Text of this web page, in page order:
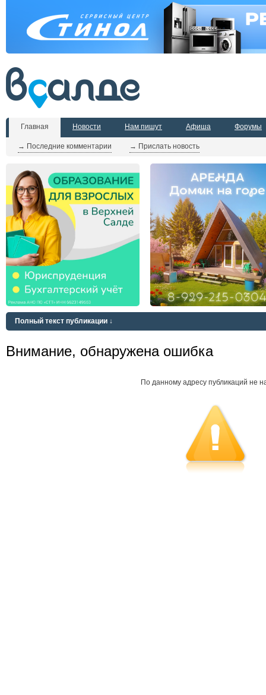
Главная
→ Последние комментарии → Прислать новость
Новости Нам пишут Афиша Форумы
Полный текст публикации ↓
Внимание, обнаружена ошибка
По данному адресу публикаций не